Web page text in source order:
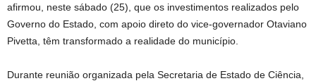
afirmou, neste sábado (25), que os investimentos realizados pelo
Governo do Estado, com apoio direto do vice-governador Otaviano
Pivetta, têm transformado a realidade do município.
Durante reunião organizada pela Secretaria de Estado de Ciência,